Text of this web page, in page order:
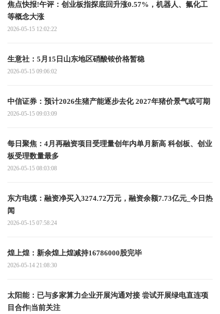
焦点快报!午评：创业板指探底回升涨0.57%，机器人、氟化工
等概念大涨
2026-05-15 12:02:22
生意社：5月15日山东地区硝酸铵价格暂稳
2026-05-15 09:06:02
中信证券：预计2026生猪产能逐步去化 2027年猪价景气或可期
2026-05-15 09:03:09
每日聚焦：4月再融资项目受理量创年内单月新高 科创板、创业
板受理数量最多
2026-05-15 08:03:08
东方电缆：融资净买入3274.72万元，融资余额7.73亿元_今日热
闻
2026-05-15 07:58:24
煌上煌：新余煌上煌减持16786000股完毕
2026-05-14 21:08:30
太阳能：已与多家算力企业开展沟通对接 尝试开展绿电直连项
目合作|当前关注